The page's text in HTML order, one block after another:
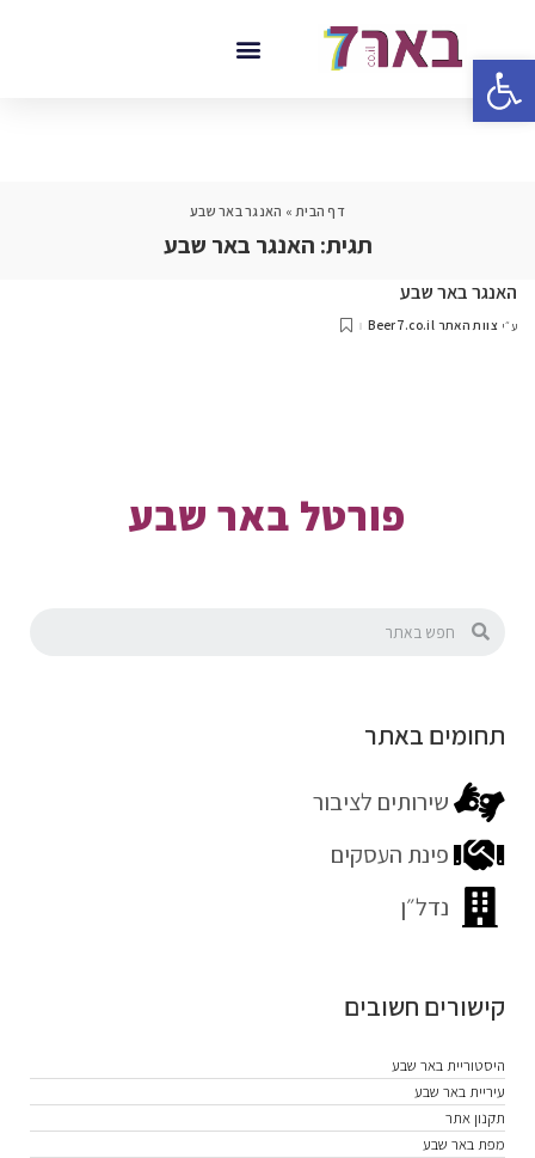
פתח סרגל נגישות
דף הבית» האנגר באר שבע
תגית: האנגר באר שבע
האנגר באר שבע
ע״י צוות האתר Beer7.co.il
פורטל באר שבע
תחומים באתר
שירותים לציבור
פינת העסקים
נדל״ן
קישורים חשובים
היסטוריית באר שבע
עיריית באר שבע
תקנון אתר
מפת באר שבע